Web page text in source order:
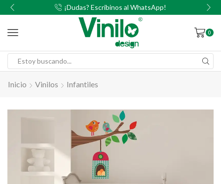
¡Dudas? Escribinos al WhatsApp!
0
Inicio Vinilos Infantiles